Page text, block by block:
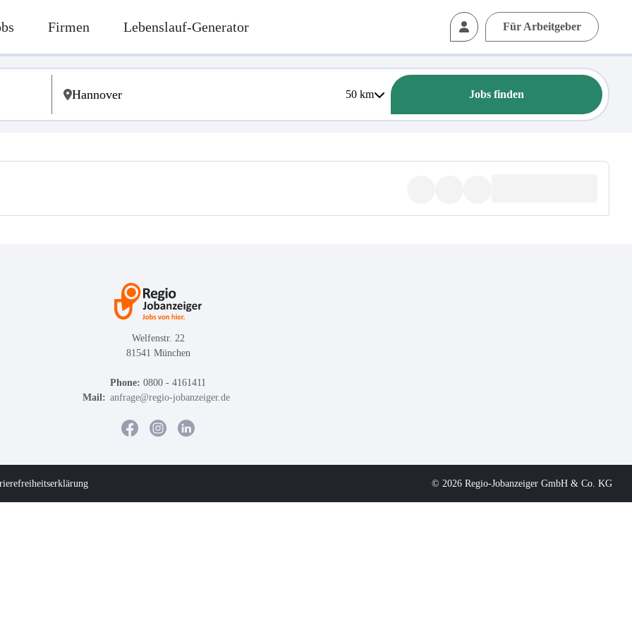
Firmen Lebenslauf-Generator Für Arbeitgeber
50km Jobs finden
Welfenstr. 22
81541 München
Phone: 0800 - 4161411
Mail: anfrage@regio-jobanzeiger.de
© 2026 Regio-Jobanzeiger GmbH & Co. KG